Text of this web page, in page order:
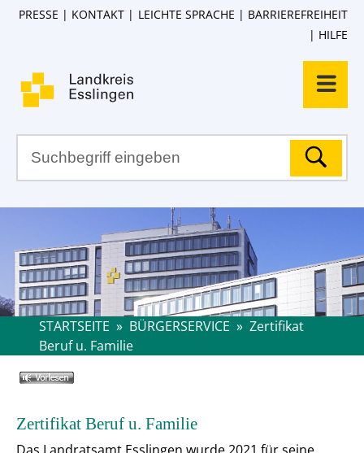
PRESSE KONTAKT LEICHTE SPRACHE
BARRIEREFREIHEIT
HILFE
STARTSEITE » BÜRGERSERVICE » Zertifikat
Beruf u. Familie
Zertifikat Beruf u. Familie